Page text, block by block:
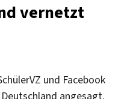
vernetzt
und Facebook
angesagt.